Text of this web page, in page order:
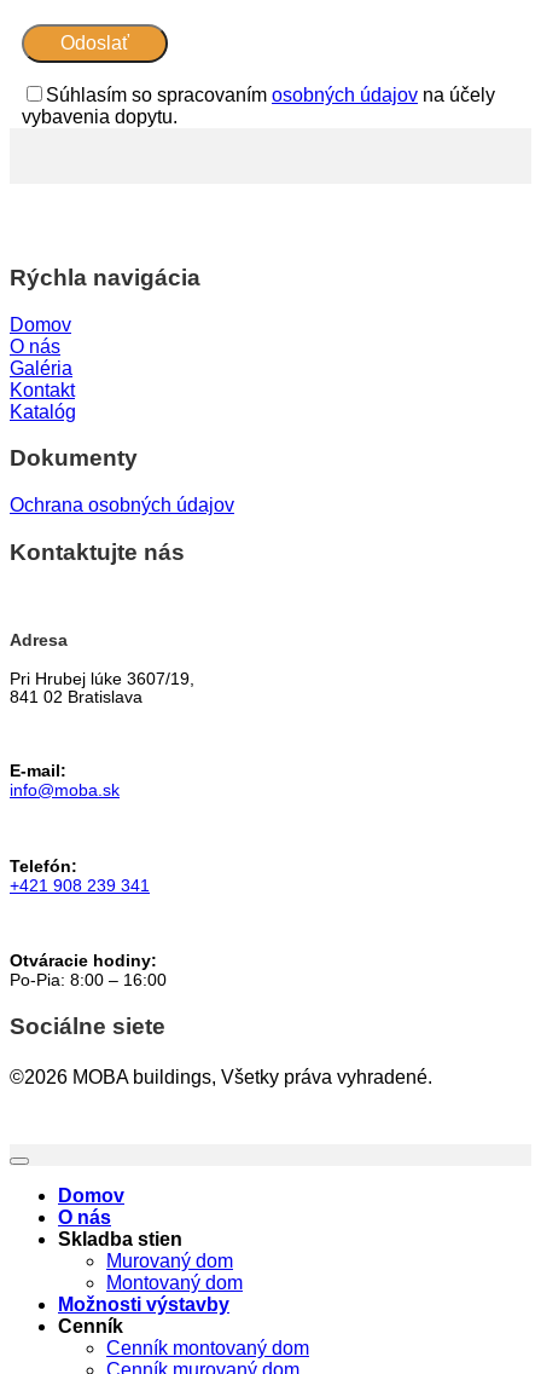
Súhlasím so spracovaním osobných údajov na účely
vybavenia dopytu.
Rýchla navigácia
Domov
O nás
Galéria
Kontakt
Katalóg
Dokumenty
Ochrana osobných údajov
Kontaktujte nás
Adresa
Pri Hrubej lúke 3607/19,
841 02 Bratislava
E-mail:
info@moba.sk
Telefón:
+421 908 239 341
Otváracie hodiny:
Po-Pia: 8:00 – 16:00
Sociálne siete
©2026 MOBA buildings, Všetky práva vyhradené.
Domov
O nás
Skladba stien
Murovaný dom
Montovaný dom
Možnosti výstavby
Cenník
Cenník montovaný dom
Cenník murovaný dom